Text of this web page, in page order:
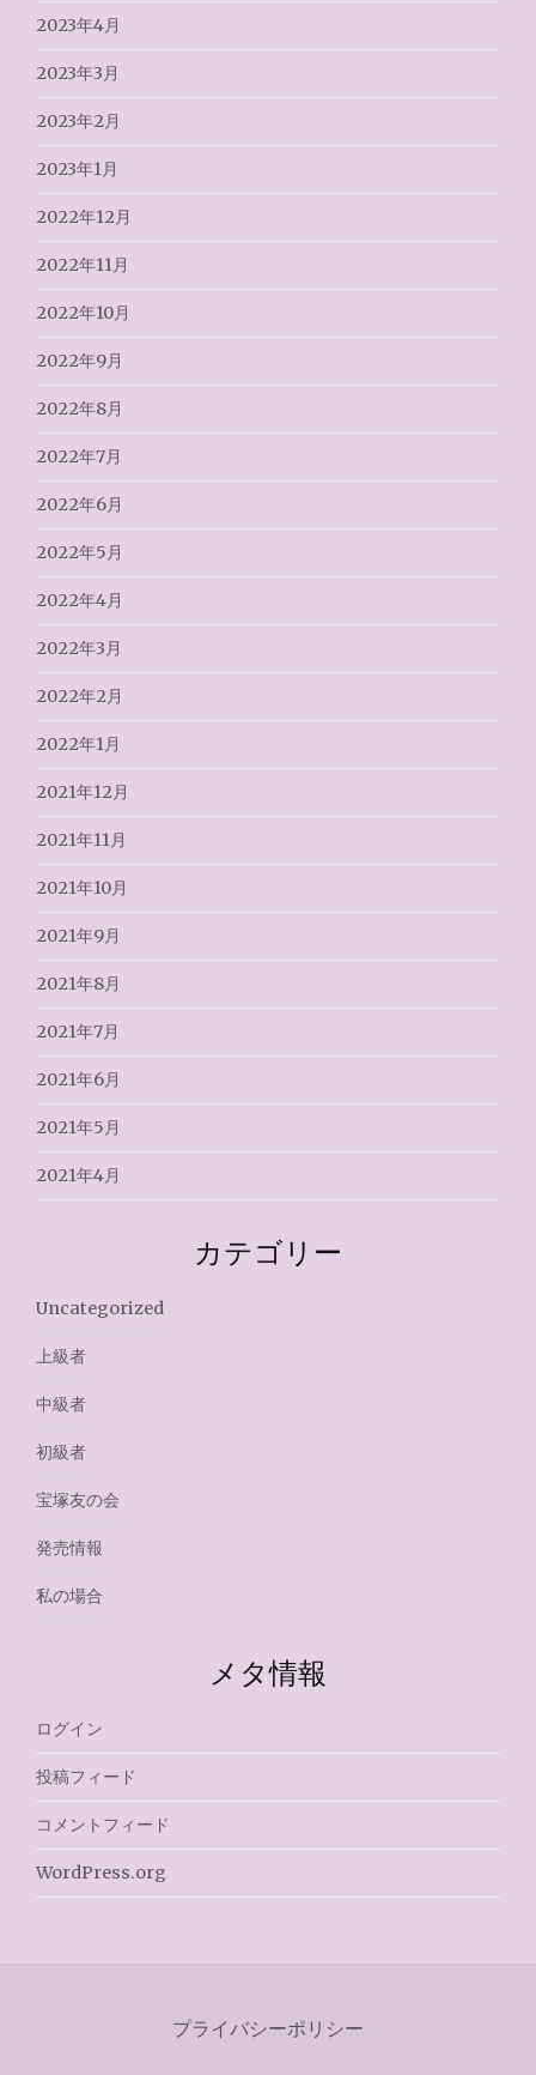
2023年4月
2023年3月
2023年2月
2023年1月
2022年12月
2022年11月
2022年10月
2022年9月
2022年8月
2022年7月
2022年6月
2022年5月
2022年4月
2022年3月
2022年2月
2022年1月
2021年12月
2021年11月
2021年10月
2021年9月
2021年8月
2021年7月
2021年6月
2021年5月
2021年4月
カテゴリー
Uncategorized
上級者
中級者
初級者
宝塚友の会
発売情報
私の場合
メタ情報
ログイン
投稿フィード
コメントフィード
WordPress.org
プライバシーポリシー